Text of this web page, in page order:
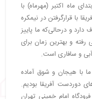
های آفریقایی
و مزارع انگور
ژوهانسبورگ و
ماه اکتبر (مهرماه) با
با قرارگرفتن در نیمکره
ایران ۱۸۰ درجه اختلاف دارد و درحالی‌که ما پاییز
رفته و بهترین زمان برای
آبی و سافاری است.
با هیجان و شوق آماده
دوردست آفریقا بودیم.
امام خمینی تهران